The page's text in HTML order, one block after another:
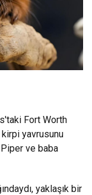
Fort Worth
yavrusunu
Piper ve baba
yaklaşık bir